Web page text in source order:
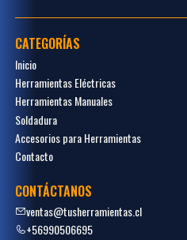
CATEGORÍAS
Inicio
Herramientas Eléctricas
Herramientas Manuales
Soldadura
Accesorios para Herramientas
Contacto
CONTÁCTANOS
ventas@tusherramientas.cl
+56990506695